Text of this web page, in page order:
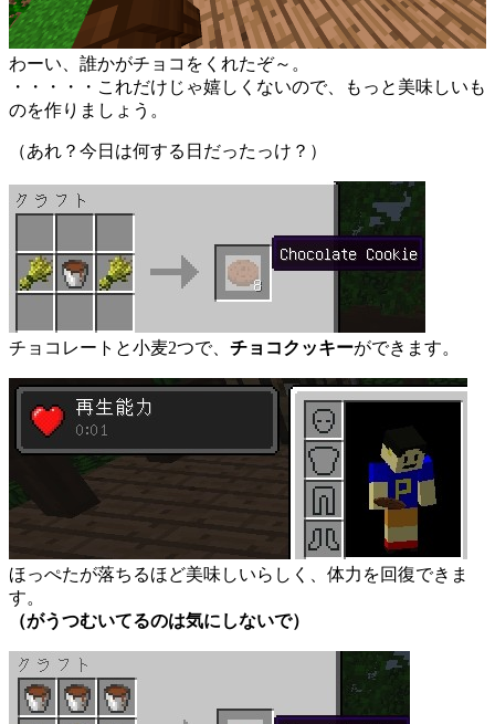
わーい、誰かがチョコをくれたぞ～。
・・・・・これだけじゃ嬉しくないので、もっと美味しいも
のを作りましょう。
（あれ？今日は何する日だったっけ？）
チョコレートと小麦2つで、 チョコクッキーができます。
ほっぺたが落ちるほど美味しいらしく、体力を回復できま
す。
（がうつむいてるのは気にしないで）